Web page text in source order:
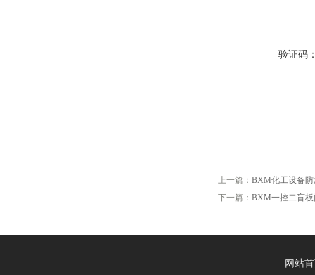
验证码
上一篇： BXM化工设备
下一篇： BXM一控二盲
网站